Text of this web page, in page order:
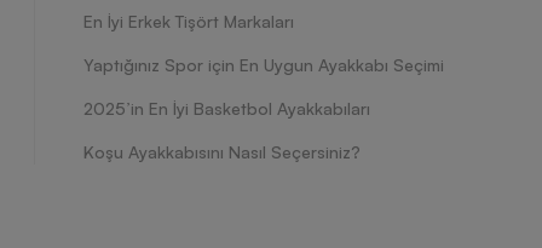
En İyi Erkek Tişört Markaları
Yaptığınız Spor için En Uygun Ayakkabı Seçimi
2025’in En İyi Basketbol Ayakkabıları
Koşu Ayakkabısını Nasıl Seçersiniz?